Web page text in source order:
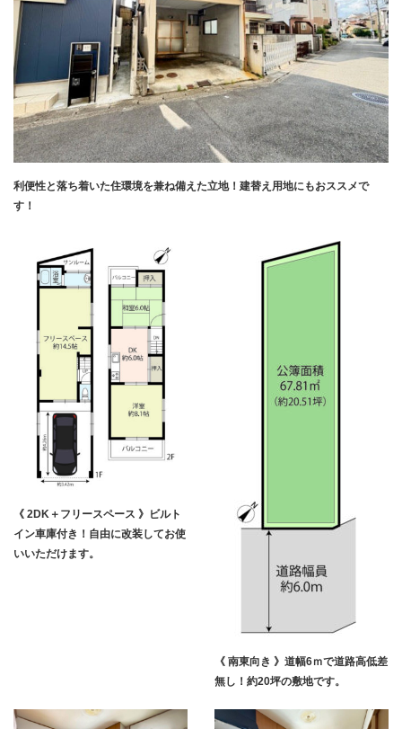
利便性と落ち着いた住環境を兼ね備えた立地！建替え用地にもおススメで
す！
《 2DK＋フリースペース 》ビルト
イン車庫付き！自由に改装してお使
いいただけます。
《 南東向き 》道幅6ｍで道路高低差
無し！約20坪の敷地です。